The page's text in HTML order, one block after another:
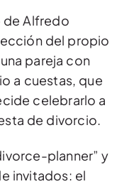
de Alfredo
del propio
pareja con
a cuestas, que
celebrarlo a
de divorcio.
planner” y
invitados: el